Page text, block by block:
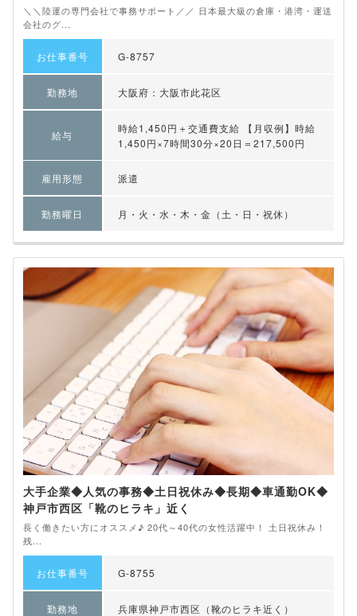
＼＼陸運の専門会社で事務サポート／／ 日本最大級の倉庫・港湾・運送
会社のグ...
お仕事番号 G-8757
勤務地 大阪府：大阪市此花区
給与
時給1,450円＋交通費支給 【月収例】時給
1,450円×7時間30分×20日＝217,500円
雇用形態 派遣
勤務曜日 月・火・水・木・金（土・日・祝休）
大手企業◆人気の事務◆土日祝休み◆長期◆車通勤OK◆
神戸市西区「靴のヒラキ」近く
長く働きたい方にオススメ♪ 20代～40代の女性活躍中！ 土日祝休み！
残...
お仕事番号 G-8755
勤務地 兵庫県神戸市西区（靴のヒラキ近く）